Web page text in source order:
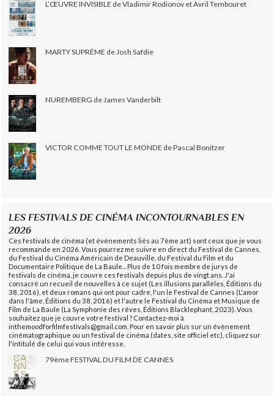
L’ŒUVRE INVISIBLE de Vladimir Rodionov et Avril Tembouret
MARTY SUPRÊME de Josh Safdie
NUREMBERG de James Vanderbilt
VICTOR COMME TOUT LE MONDE de Pascal Bonitzer
LES FESTIVALS DE CINÉMA INCONTOURNABLES EN
2026
Ces festivals de cinéma (et évènements liés au 7ème art) sont ceux que je vous
recommande en 2026. Vous pourrez me suivre en direct du Festival de Cannes,
du Festival du Cinéma Américain de Deauville, du Festival du Film et du
Documentaire Politique de La Baule... Plus de 10 fois membre de jurys de
festivals de cinéma, je couvre ces festivals depuis plus de vingt ans. J'ai
consacré un recueil de nouvelles à ce sujet (Les illusions parallèles, Éditions du
38, 2016), et deux romans qui ont pour cadre, l'un le Festival de Cannes (L'amor
dans l'âme, Éditions du 38, 2016) et l'autre le Festival du Cinéma et Musique de
Film de La Baule (La Symphonie des rêves, Éditions Blacklephant, 2023). Vous
souhaitez que je couvre votre festival ? Contactez-moi à
inthemoodforfilmfestivals@gmail.com. Pour en savoir plus sur un évènement
cinématographique ou un festival de cinéma (dates, site officiel etc), cliquez sur
l'intitulé de celui qui vous intéresse.
79ème FESTIVAL DU FILM DE CANNES